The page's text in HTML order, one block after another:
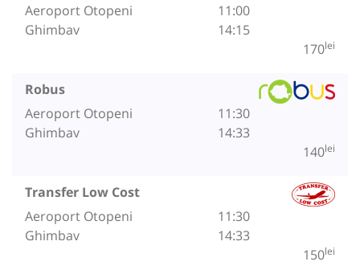
Aeroport Otopeni
Ghimbav
11:00
14:15
170lei
Robus
Aeroport Otopeni
Ghimbav
11:30
14:33
140lei
Transfer Low Cost
Aeroport Otopeni
Ghimbav
11:30
14:33
150lei